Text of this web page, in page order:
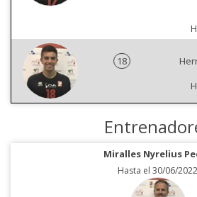
18
Miralles Nyrelius
Hasta el 30/06/2022